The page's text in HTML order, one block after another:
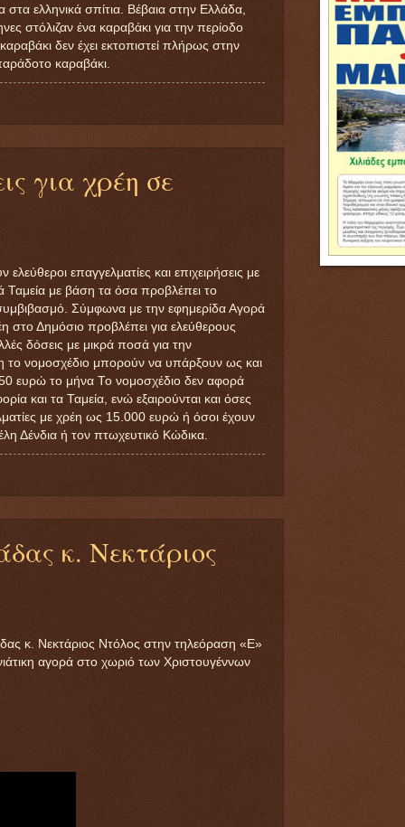
στα ελληνικά σπίτια. Βέβαια στην Ελλάδα,
στόλιζαν ένα καραβάκι για την περίοδο
δεν έχει εκτοπιστεί πλήρως στην
καραβάκι.
για χρέη σε
επαγγελματίες και επιχειρήσεις με
Ταμεία με βάση τα όσα προβλέπει το
Σύμφωνα με την εφημερίδα Αγορά
στο Δημόσιο προβλέπει για ελεύθερους
δόσεις με μικρά ποσά για την
νομοσχέδιο μπορούν να υπάρξουν ως και
ευρώ το μήνα Το νομοσχέδιο δεν αφορά
και τα Ταμεία, ενώ εξαιρούνται και όσες
με χρέη ως 15.000 ευρώ ή όσοι έχουν
Δένδια ή τον πτωχευτικό Κώδικα.
κ. Νεκτάριος
κ. Νεκτάριος Ντόλος στην τηλεόραση «Ε»
αγορά στο χωριό των Χριστουγέννων